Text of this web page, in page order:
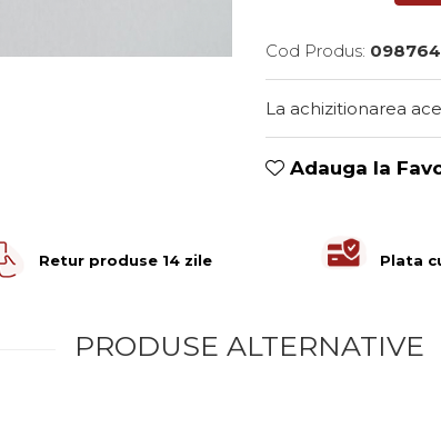
Cod Produs: 098764
La achizitionarea
Adauga la
Retur produse 14 zile Plata
PRODUSE ALTERNATIVE